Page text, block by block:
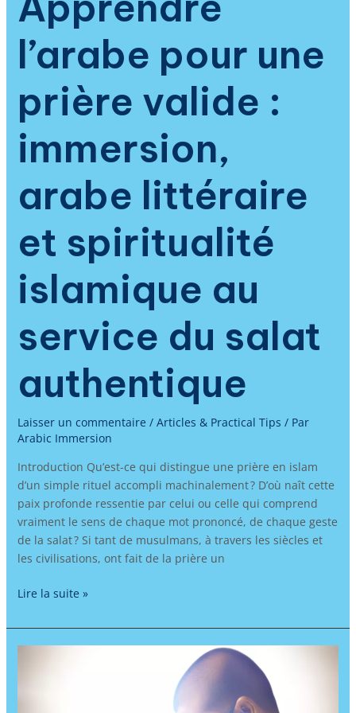
l’arabe pour une
prière valide :
immersion,
arabe littéraire
et spiritualité
islamique au
service du salat
authentique
Laisser un commentaire / Articles & Practical Tips / Par
Arabic Immersion
Introduction Qu’est-ce qui distingue une prière en islam
d’un simple rituel accompli machinalement ? D’où naît cette
paix profonde ressentie par celui ou celle qui comprend
vraiment le sens de chaque mot prononcé, de chaque geste
de la salat ? Si tant de musulmans, à travers les siècles et
les civilisations, ont fait de la prière un
Lire la suite »